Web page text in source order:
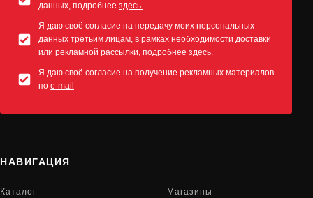
данных, подробнее здесь.
Я даю своё согласие на передачу моих персональных
данных третьим лицам, в рамках необходимости доставки
или рекламной рассылки, подробнее здесь.
Я даю своё согласие на получение рекламных материалов
по e-mail
НАВИГАЦИЯ
Каталог Магазины